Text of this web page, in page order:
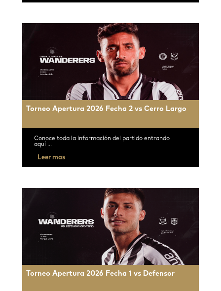
Torneo Apertura 2026 Fecha 2 vs Cerro Largo
Conoce toda la información del partido entrando
aquí ...
Leer mas
Torneo Apertura 2026 Fecha 1 vs Defensor